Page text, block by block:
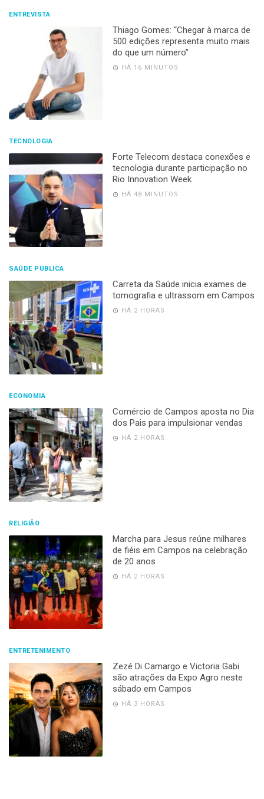
ENTREVISTA
Thiago Gomes: “Chegar à marca de
500 edições representa muito mais
do que um número”
HÁ 16 MINUTOS
TECNOLOGIA
Forte Telecom destaca conexões e
tecnologia durante participação no
Rio Innovation Week
HÁ 48 MINUTOS
SAÚDE PÚBLICA
Carreta da Saúde inicia exames de
tomografia e ultrassom em Campos
HÁ 2 HORAS
ECONOMIA
Comércio de Campos aposta no Dia
dos Pais para impulsionar vendas
HÁ 2 HORAS
RELIGIÃO
Marcha para Jesus reúne milhares
de fiéis em Campos na celebração
de 20 anos
HÁ 2 HORAS
ENTRETENIMENTO
Zezé Di Camargo e Victoria Gabi
são atrações da Expo Agro neste
sábado em Campos
HÁ 3 HORAS